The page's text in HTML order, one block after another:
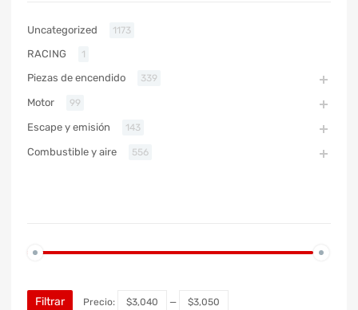
Uncategorized 1173
RACING 1
Piezas de encendido 339
Motor 99
Escape y emisión 143
Combustible y aire 556
Filtrar Precio: $3,040 — $3,050